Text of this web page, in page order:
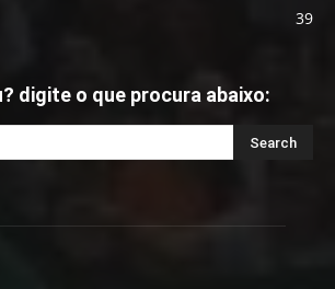
39
digite o que procura abaixo: